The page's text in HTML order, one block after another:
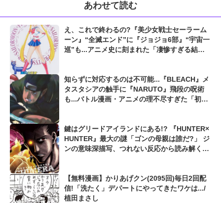
あわせて読む
え、これで終わるの?『美少女戦士セーラーム
ーン』“全滅エンド”に『ジョジョ6部』“宇宙一
巡”も...アニメ史に刻まれた「凄惨すぎる結
知らずに対応するのは不可能...『BLEACH』メ
タスタシアの触手に『NARUTO』飛段の呪術
も...バトル漫画・アニメの理不尽すぎた「初見
鍵はグリードアイランドにある!? 『HUNTER×
HUNTER』最大の謎「ゴンの母親は誰だ?」 ジ
ンの意味深描写、つれない反応から読み解く候
【無料漫画】かりあげクン(2095回)毎日2回配
信!「洗たく」デパートにやってきたワケは.../
植田まさし